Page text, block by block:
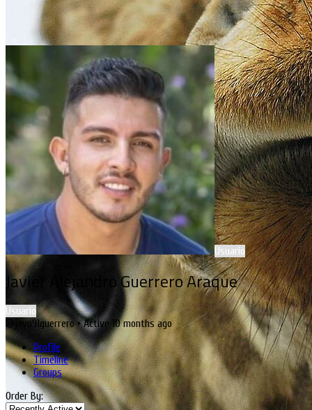
Usuario
Javier Alejandro Guerrero Araque
Usuario
@javo91guerrero •Active 10 months ago
Profile
Timeline
Groups
Order By: